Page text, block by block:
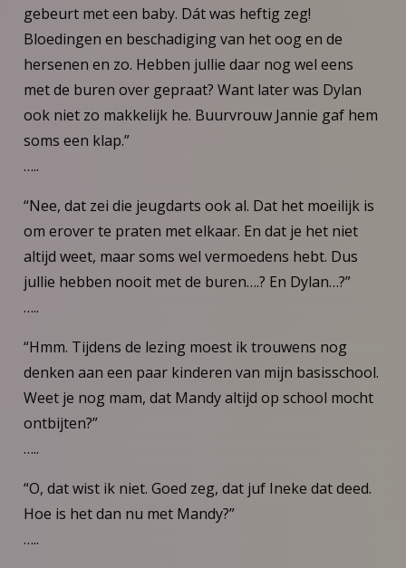
gebeurt met een baby. Dát was heftig zeg!
Bloedingen en beschadiging van het oog en de
hersenen en zo. Hebben jullie daar nog wel eens
met de buren over gepraat? Want later was Dylan
ook niet zo makkelijk he. Buurvrouw Jannie gaf hem
soms een klap.”
…..
“Nee, dat zei die jeugdarts ook al. Dat het moeilijk is
om erover te praten met elkaar. En dat je het niet
altijd weet, maar soms wel vermoedens hebt. Dus
jullie hebben nooit met de buren….? En Dylan…?”
…..
“Hmm. Tijdens de lezing moest ik trouwens nog
denken aan een paar kinderen van mijn basisschool.
Weet je nog mam, dat Mandy altijd op school mocht
ontbijten?”
…..
“O, dat wist ik niet. Goed zeg, dat juf Ineke dat deed.
Hoe is het dan nu met Mandy?”
…..